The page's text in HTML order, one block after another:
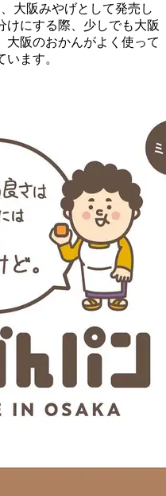
大阪みやげとして発売し
けにする際、少しでも大阪
大阪のおかんがよく使って
ます。